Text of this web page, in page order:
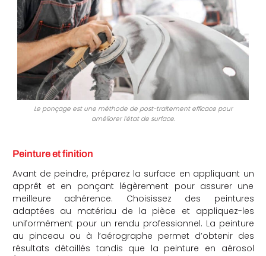
Le ponçage est une méthode de post-traitement efficace pour
améliorer l’état de surface.
Peinture et finition
Avant de peindre, préparez la surface en appliquant un
apprêt et en ponçant légèrement pour assurer une
meilleure adhérence. Choisissez des peintures
adaptées au matériau de la pièce et appliquez-les
uniformément pour un rendu professionnel. La peinture
au pinceau ou à l’aérographe permet d’obtenir des
résultats détaillés tandis que la peinture en aérosol